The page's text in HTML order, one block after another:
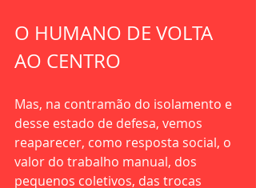
O HUMANO DE VOLTA
AO CENTRO
Mas, na contramão do isolamento e
desse estado de defesa, vemos
reaparecer, como resposta social, o
valor do trabalho manual, dos
pequenos coletivos, das trocas